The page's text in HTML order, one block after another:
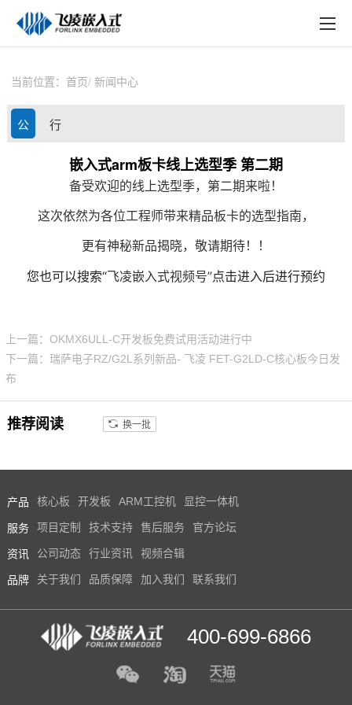
技术与支持
在线文档
方案定制
天猫商城
新闻中心
在线购买
当前位置： 首页 新闻中心
公 行
讯
嵌入式arm板卡线上选型季 第二期
备受欢迎的线上选型季，第二期来啦！
这次依然为各位工程师带来精品板卡的选型指南，
更有神秘新品揭晓，敬请期待！！
您也可以搜索“飞凌嵌入式视频号”点击进入后进行预约
上一篇：OKMX6ULL-C开发板免费试用活动进行中
下一篇：瑞萨电子RZ/G2L系列新品- 飞凌 FET-G2LD-C核心板今日发
布
推荐阅读 换一批
产品 核心板 开发板 ARM工控机 显控一体机
服务 项目定制 技术支持 售后服务 官方论坛
资讯 公司动态 行业资讯 视频合辑
品牌 关于我们 品质保障 加入我们 联系我们
400-699-6866